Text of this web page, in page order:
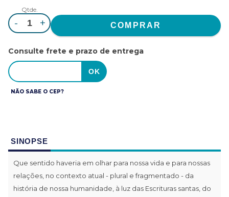
Qtde.
- +
Consulte frete e prazo de entrega
NÃO SABE O CEP?
SINOPSE
Que sentido haveria em olhar para nossa vida e para nossas
relações, no contexto atual - plural e fragmentado - da
história de nossa humanidade, à luz das Escrituras santas, do